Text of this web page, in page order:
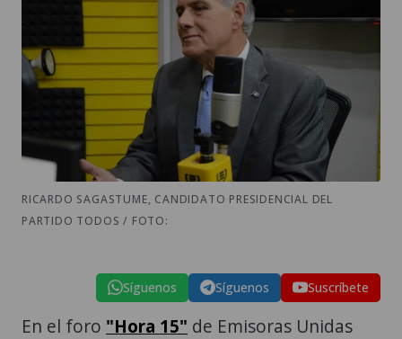
RICARDO SAGASTUME, CANDIDATO PRESIDENCIAL DEL
PARTIDO TODOS / FOTO:
Síguenos Síguenos Suscríbete
En el foro "Hora 15" de Emisoras Unidas